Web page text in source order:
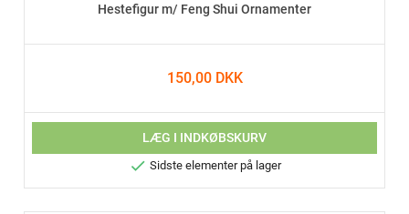
Hestefigur m/ Feng Shui Ornamenter
150,00 DKK
LÆG I INDKØBSKURV
 Sidste elementer på lager